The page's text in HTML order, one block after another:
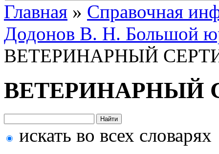
Главная » Справочная
Додонов В. Н. Большой
ВЕТЕРИНАРНЫЙ
ВЕТЕРИНАРНЫЙ
искать во всех словарях